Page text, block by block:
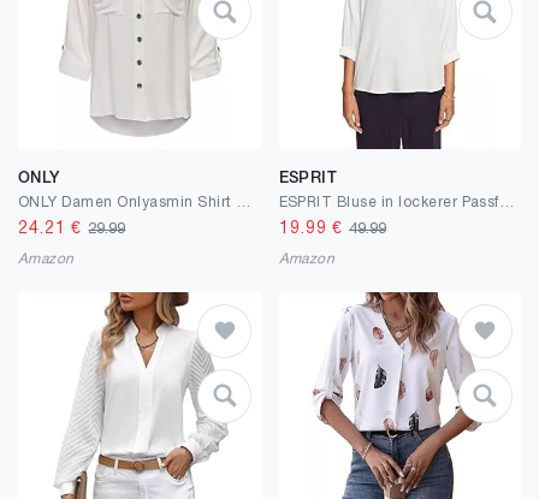
ONLY
24.21 €29.99
Amazon
ESPRIT
19.99 € 49.99
Amazon